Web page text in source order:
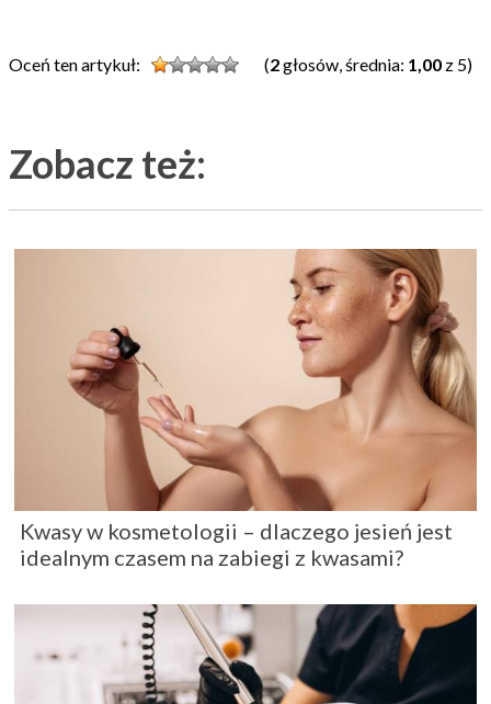
Oceń ten artykuł: (2głosów, średnia: 1,00 z 5)
Zobacz też:
Kwasy w kosmetologii – dlaczego jesień jest
idealnym czasem na zabiegi z kwasami?